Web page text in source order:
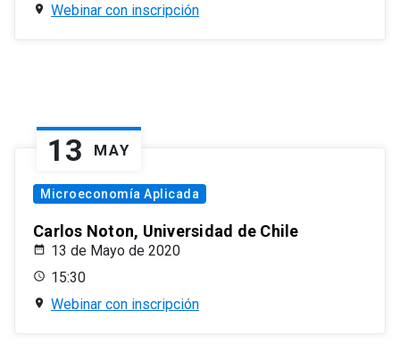
Webinar con inscripción
13 MAY
Microeconomía Aplicada
Carlos Noton, Universidad de Chile
13 de Mayo de 2020
15:30
Webinar con inscripción